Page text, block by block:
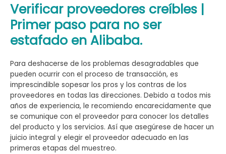
Verificar proveedores creíbles |
Primer paso para no ser
estafado en Alibaba.
Para deshacerse de los problemas desagradables que
pueden ocurrir con el proceso de transacción, es
imprescindible sopesar los pros y los contras de los
proveedores en todas las direcciones. Debido a todos mis
años de experiencia, le recomiendo encarecidamente que
se comunique con el proveedor para conocer los detalles
del producto y los servicios. Así que asegúrese de hacer un
juicio integral y elegir el proveedor adecuado en las
primeras etapas del muestreo.